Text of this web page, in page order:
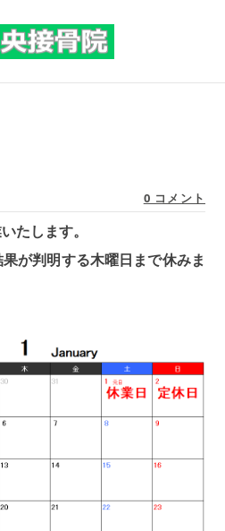
0 コメント
たします。
が判明する木曜日まで休みま